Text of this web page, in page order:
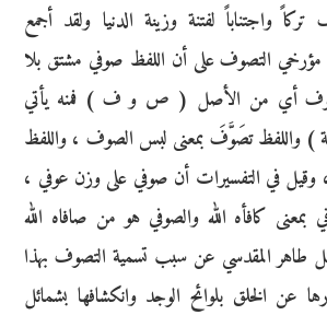
واجتناباً لفتنة وزينة الدنيا ولقد أجمع
مؤرخي التصوف على أن اللفظ صوفي مشتق بلا
أي من الأصل ( ص و ف ) فمنه يأتي
) واللفظ تصَوَّفَ بمعنى لبس الصوف ، واللفظ
في التفسيرات أن صوفي على وزن عوفي ،
بمعنى كافأه الله والصوفي هو من صافاه الله
طاهر المقدسي عن سبب تسمية التصوف بهذا
عن الخلق بلوائح الوجد وانكشافها بشمائل